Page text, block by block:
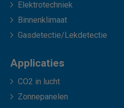
Elektrotechniek
Binnenklimaat
Gasdetectie/Lekdetectie
Applicaties
CO2 in lucht
Zonnepanelen